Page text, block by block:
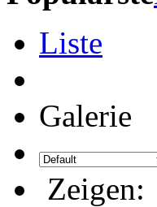
Liste
Galerie
Zeigen: